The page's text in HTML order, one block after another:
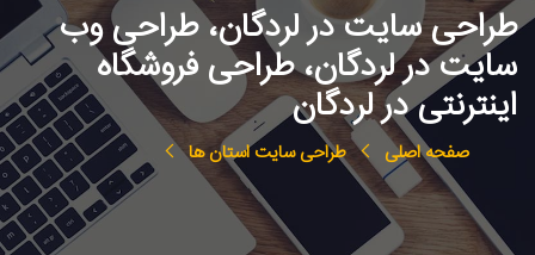
طراحی سایت در لردگان، طراحی وب
سایت در لردگان، طراحی فروشگاه
اینترنتی در لردگان
صفحه اصلی طراحی سایت استان ها